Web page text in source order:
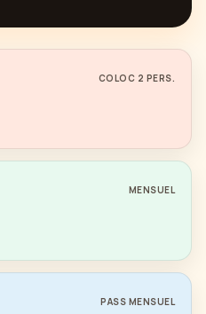
COLOC 2 PERS.
MENSUEL
PASS MENSUEL